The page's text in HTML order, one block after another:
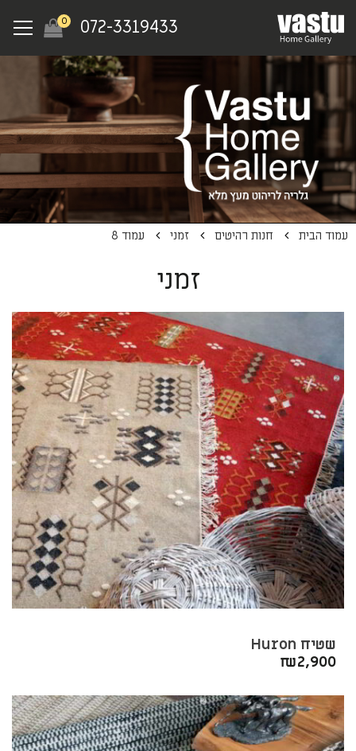
main
072-3319433
0
Menu
עמוד הבית חנות רהיטים זמני עמוד 8
זמני
שטיח Huron
₪2,900